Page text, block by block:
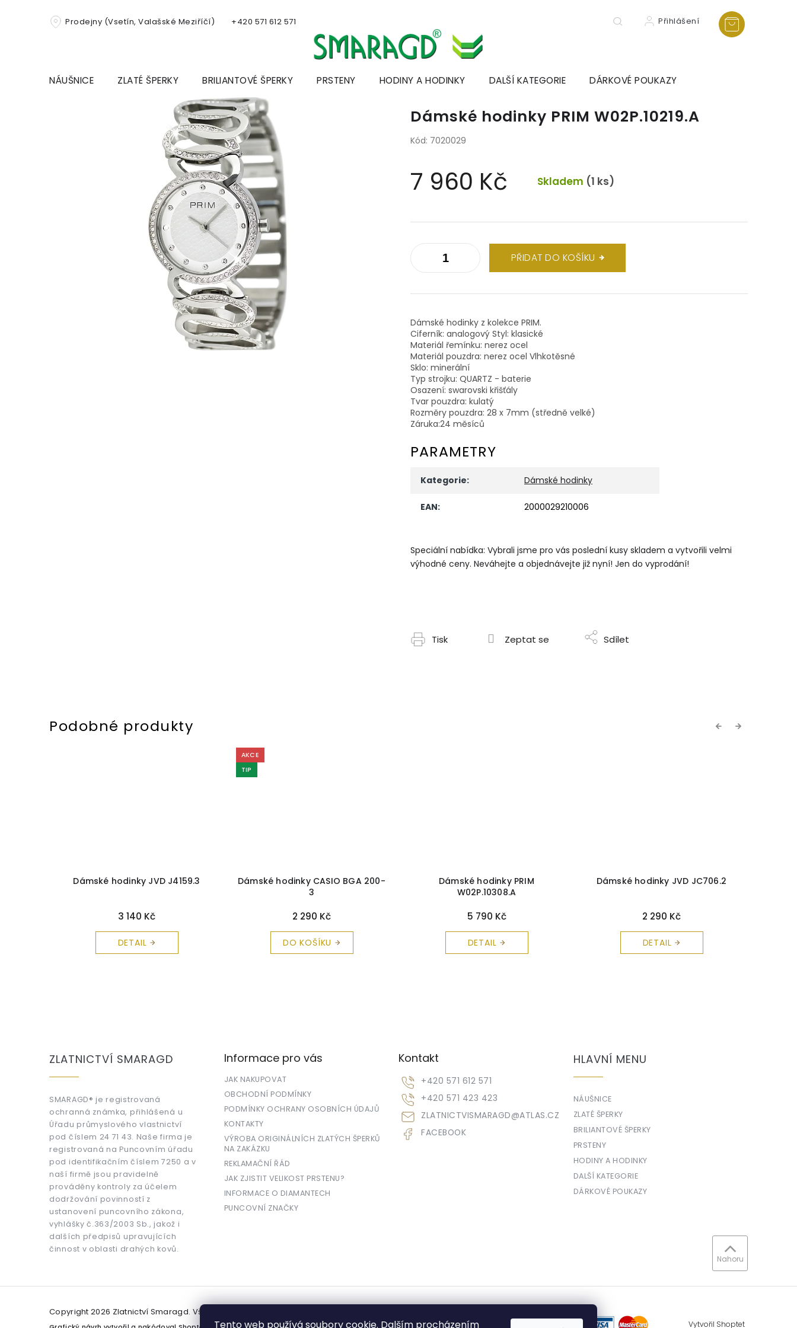
Tento web používá soubory cookie. Dalším procházením
Prodejny (Vsetín, Valašské Meziříčí) +420 571 612 571 Přihlášení
NÁUŠNICE ZLATÉ ŠPERKY BRILIANTOVÉ ŠPERKY PRSTENY HODINY A HODINKY DALŠÍ KATEGORIE DÁRKOVÉ POUKAZY
Dámské hodinky PRIM W02P.10219.A
Kód: 7020029
7 960 Kč Skladem (1 ks)
PŘIDAT DO KOŠÍKU
Dámské hodinky z kolekce PRIM.
Ciferník: analogový Styl: klasické
Materiál řemínku: nerez ocel
Materiál pouzdra: nerez ocel Vlhkotěsné
Sklo: minerální
Typ strojku: QUARTZ - baterie
Osazení: swarovski křišťály
Tvar pouzdra: kulatý
Rozměry pouzdra: 28 x 7mm (středně velké)
Záruka:24 měsíců
PARAMETRY
Kategorie: Dámské hodinky
EAN: 2000029210006
Speciální nabídka: Vybrali jsme pro vás poslední kusy skladem a vytvořili velmi
výhodné ceny. Neváhejte a objednávejte již nyní! Jen do vyprodání!
Tisk Zeptat se Sdílet
Previous
Dámské hodinky JVD J4159.3
3 140 Kč
DETAIL
AKCE
TIP
Dámské hodinky CASIO BGA 200-
3
2 290 Kč
DO KOŠÍKU
Dámské hodinky PRIM
W02P.10308.A
5 790 Kč
DETAIL
Dámské hodinky JVD JC706.2
2 290 Kč
DETAIL
Next
ZLATNICTVÍ SMARAGD
SMARAGD® je registrovaná
ochranná známka, přihlášená u
Úřadu průmyslového vlastnictví
pod číslem 24 71 43. Naše firma je
registrovaná na Puncovním úřadu
pod identifikačním číslem 7250 a v
naší firmě jsou pravidelně
prováděny kontroly za účelem
dodržování povinností z
ustanovení puncovního zákona,
vyhlášky č.363/2003 Sb., jakož i
dalších předpisů upravujících
činnost v oblasti drahých kovů.
Informace pro vás
JAK NAKUPOVAT
OBCHODNÍ PODMÍNKY
PODMÍNKY OCHRANY OSOBNÍCH ÚDAJŮ
KONTAKTY
VÝROBA ORIGINÁLNÍCH ZLATÝCH ŠPERKŮ
NA ZAKÁZKU
REKLAMAČNÍ ŘÁD
JAK ZJISTIT VELIKOST PRSTENU?
INFORMACE O DIAMANTECH
PUNCOVNÍ ZNAČKY
Kontakt
ZLATNICTVISMARAGD@ATLAS.CZ
+420 571 612 571
+420 571 423 423
FACEBOOK
HLAVNÍ MENU
NÁUŠNICE
ZLATÉ ŠPERKY
BRILIANTOVÉ ŠPERKY
PRSTENY
HODINY A HODINKY
DALŠÍ KATEGORIE
DÁRKOVÉ POUKAZY
Vytvořil Shoptet
Copyright 2026 Zlatnictví Smaragd. Všechna práva vyhrazena.
Nahoru